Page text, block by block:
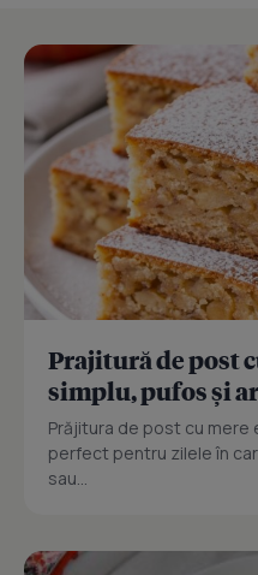
Prajitură de post
simplu, pufos și
Prăjitura de post cu mere
perfect pentru zilele în
sau...